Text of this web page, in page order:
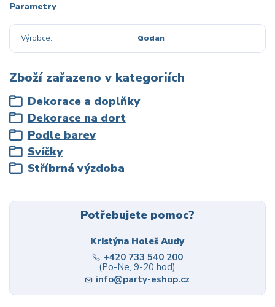
Parametry
Výrobce Godan
Zboží zařazeno v kategoriích
Dekorace a doplňky
Dekorace na dort
Podle barev
Svíčky
Stříbrná výzdoba
Potřebujete pomoc?
Kristýna Holeš Audy
+420 733 540 200
(Po-Ne, 9-20 hod)
info@party-eshop.cz